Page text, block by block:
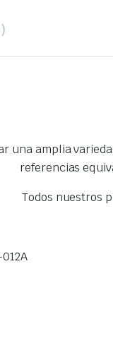
una amplia
referencias
Todos nuestros